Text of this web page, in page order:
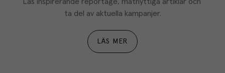
ta del av aktuella kampanjer.
LÄS MER